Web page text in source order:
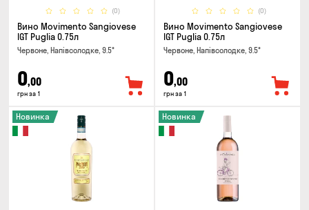
(0)
Вино Movimento Sangiovese
IGT Puglia 0.75л
Червоне, Напівсолодке, 9.5°
0,00
грн за 1
(0)
Вино Movimento Sangiovese
IGT Puglia 0.75л
Червоне, Напівсолодке, 9.5°
0,00
грн за 1
Новинка Новинка